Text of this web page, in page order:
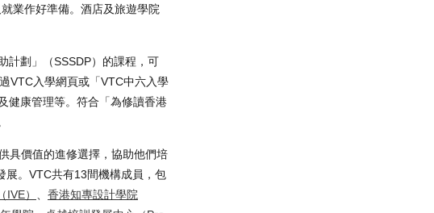
業作好準備。酒店及旅遊學院
計劃」（SSSDP）的課程，可
VTC入學網頁或「VTC中六入學
健康管理等。符合「為修讀香港
具價值的進修選擇，協助他們培
展。VTC共有13間機構成員，包
）
香港知專設計學院